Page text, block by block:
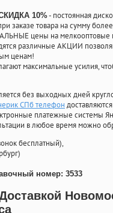
10%- постоянная
заказе товара на сумму
цены на мелкооптовые
различные АКЦИИ
ценам!
максимальные усилия,
без выходных дней
СПб телефон
платежные системы
в любое время можно
бесплатный),
номер: 3533